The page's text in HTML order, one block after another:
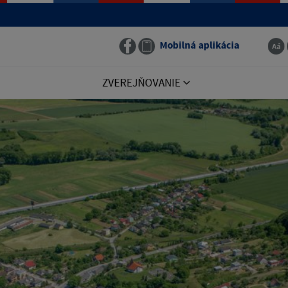
Mobilná aplikácia
ZVEREJŇOVANIE